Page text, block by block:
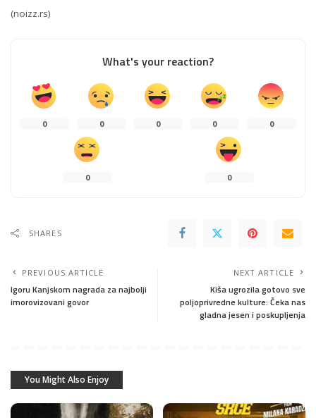
(noizz.rs)
What's your reaction?
0 0 0 0 0
0 0
SHARES
PREVIOUS ARTICLE
Igoru Kanjskom nagrada za najbolji
imorovizovani govor
NEXT ARTICLE
Kiša ugrozila gotovo sve
poljoprivredne kulture: Čeka nas
gladna jesen i poskupljenja
You Might Also Enjoy